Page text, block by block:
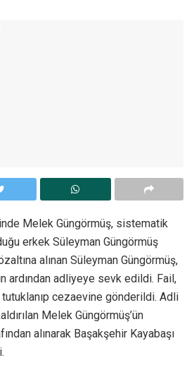
Melek Güngörmüş, sistematik
erkek Süleyman Güngörmüş
alınan Süleyman Güngörmüş,
ardından adliyeye sevk edildi. Fail,
tutuklanıp cezaevine gönderildi. Adli
Melek Güngörmüş’ün
alınarak Başakşehir Kayabaşı